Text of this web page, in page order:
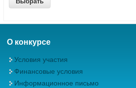
О конкурсе
Условия участия
Финансовые условия
Информационное письмо